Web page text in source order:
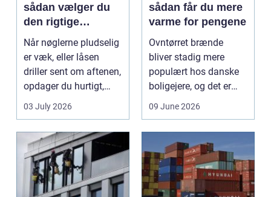
sådan vælger du
den rigtige
låsepartner
Når nøglerne pludselig
er væk, eller låsen
driller sent om aftenen,
opdager du hurtigt,
hvor vigtig ...
03 July 2026
sådan får du mere
varme for pengene
Ovntørret brænde
bliver stadig mere
populært hos danske
boligejere, og det er
ikke uden grund. Når
09 June 2026